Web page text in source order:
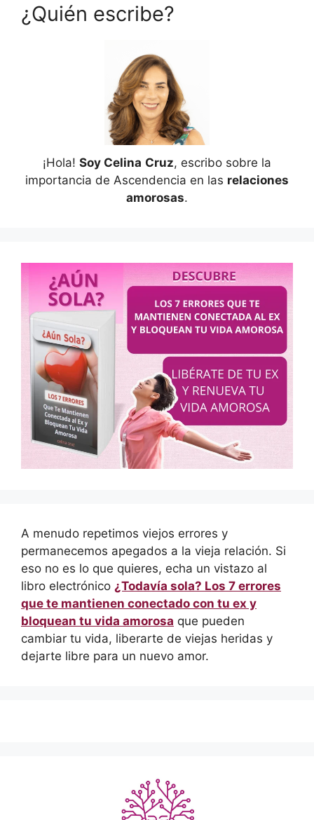
¿Quién escribe?
¡Hola! Soy Celina Cruz, escribo sobre la
importancia de Ascendencia en las relaciones
amorosas.
A menudo repetimos viejos errores y
permanecemos apegados a la vieja relación. Si
eso no es lo que quieres, echa un vistazo al
libro electrónico ¿Todavía sola? Los 7 errores
que te mantienen conectado con tu ex y
bloquean tu vida amorosa que pueden
cambiar tu vida, liberarte de viejas heridas y
dejarte libre para un nuevo amor.